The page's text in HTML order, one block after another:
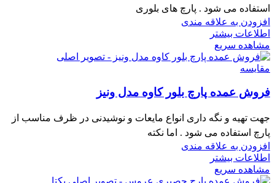
استفاده می شود . پارچ های بلوری
افزودن به علاقه مندی
اطلاعات بیشتر
مشاهده سریع
مقایسه
فروش عمده پارچ بلور کاوه مدل ونیز
جهت تهیه و نگه داری انواع مایعات و نوشیدنی در ظرف مناسب از
پارچ استفاده می شود . اما نکته
افزودن به علاقه مندی
اطلاعات بیشتر
مشاهده سریع